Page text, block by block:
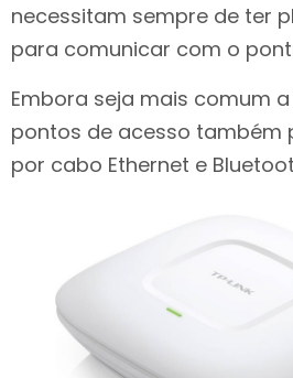
necessitam sempre de ter
para comunicar com o
Embora seja mais comum
pontos de acesso também
por cabo Ethernet e